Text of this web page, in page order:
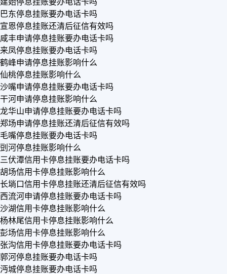
建始停息挂账要办电话卡吗
巴东停息挂账要办电话卡吗
宣恩停息挂账还清后征信有效吗
咸丰申请停息挂账要办电话卡吗
来凤停息挂账要办电话卡吗
鹤峰申请停息挂账影响什么
仙桃停息挂账影响什么
沙嘴申请停息挂账要办电话卡吗
干河申请停息挂账影响什么
龙华山申请停息挂账要办电话卡吗
郑场申请停息挂账还清后征信有效吗
毛嘴停息挂账要办电话卡吗
剅河停息挂账影响什么
三伏潭信用卡停息挂账要办电话卡吗
胡场信用卡停息挂账影响什么
长埫口信用卡停息挂账还清后征信有效吗
西流河申请停息挂账要办电话卡吗
沙湖信用卡停息挂账影响什么
杨林尾信用卡停息挂账影响什么
彭场信用卡停息挂账影响什么
张沟信用卡停息挂账要办电话卡吗
郭河停息挂账要办电话卡吗
沔城停息挂账要办电话卡吗